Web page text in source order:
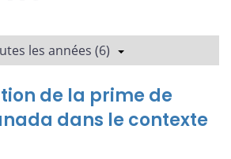
les années (6)
de la prime de
dans le contexte